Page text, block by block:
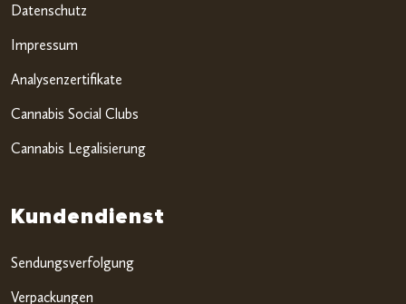
Datenschutz
Impressum
Analysenzertifikate
Cannabis Social Clubs
Cannabis Legalisierung
Kundendienst
Sendungsverfolgung
Verpackungen